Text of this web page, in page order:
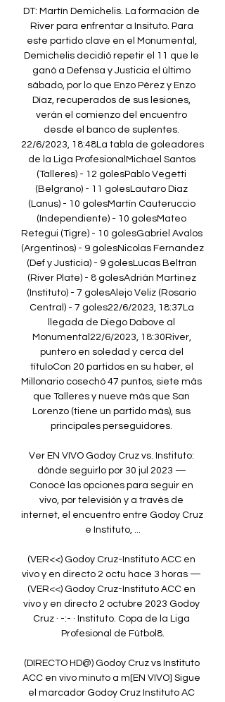
DT: Martín Demichelis. La formación de
River para enfrentar a Insituto. Para
este partido clave en el Monumental,
Demichelis decidió repetir el 11 que le
ganó a Defensa y Justicia el último
sábado, por lo que Enzo Pérez y Enzo
Díaz, recuperados de sus lesiones,
verán el comienzo del encuentro
desde el banco de suplentes.
22/6/2023, 18:48La tabla de goleadores
de la Liga ProfesionalMichael Santos
(Talleres) - 12 golesPablo Vegetti
(Belgrano) - 11 golesLautaro Diaz
(Lanus) - 10 golesMartín Cauteruccio
(Independiente) - 10 golesMateo
Retegui (Tigre) - 10 golesGabriel Avalos
(Argentinos) - 9 golesNicolas Fernandez
(Def y Justicia) - 9 golesLucas Beltran
(River Plate) - 8 golesAdrián Martinez
(Instituto) - 7 golesAlejo Veliz (Rosario
Central) - 7 goles22/6/2023, 18:37La
llegada de Diego Dabove al
Monumental22/6/2023, 18:30River,
puntero en soledad y cerca del
títuloCon 20 partidos en su haber, el
Millonario cosechó 47 puntos, siete más
que Talleres y nueve más que San
Lorenzo (tiene un partido más), sus
principales perseguidores.
Ver EN VIVO Godoy Cruz vs. Instituto:
dónde seguirlo por 30 jul 2023 —
Conocé las opciones para seguir en
vivo, por televisión y a través de
internet, el encuentro entre Godoy Cruz
e Instituto, ...
(VER<<) Godoy Cruz-Instituto ACC en
vivo y en directo 2 octu hace 3 horas —
(VER<<) Godoy Cruz-Instituto ACC en
vivo y en directo 2 octubre 2023 Godoy
Cruz · -:- · Instituto. Copa de la Liga
Profesional de Fútbol8.
(DIRECTO HD@) Godoy Cruz vs Instituto
ACC en vivo minuto a m[EN VIVO] Sigue
el marcador Godoy Cruz Instituto AC